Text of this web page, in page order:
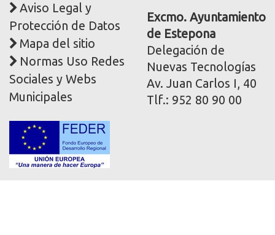
Aviso Legal y
Protección de Datos
Mapa del sitio
Normas Uso Redes
Sociales y Webs
Municipales
corporativa
Excmo. Ayuntamiento
de Estepona
Delegación de
Nuevas Tecnologías
Av. Juan Carlos I, 40
Tlf.: 952 80 90 00